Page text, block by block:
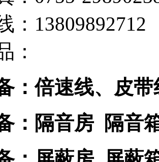
：13809892712
：
：倍速线、皮
：隔音房 隔音